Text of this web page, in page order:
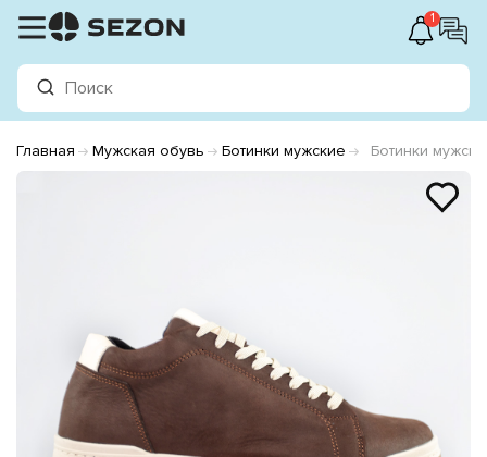
1
Главная Мужская обувь Ботинки мужские Ботинки